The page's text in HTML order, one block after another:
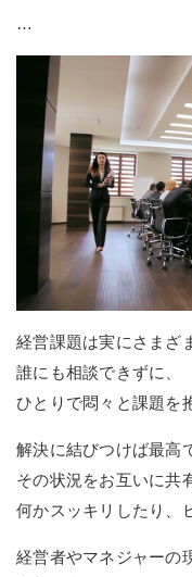
…
経営課題は実にさまざ
誰にも相談できずに、
ひとりで悶々と課題を
解決に結びつけば最高
その状況をお互いに共
何かスッキリしたり、
経営者やマネジャーの